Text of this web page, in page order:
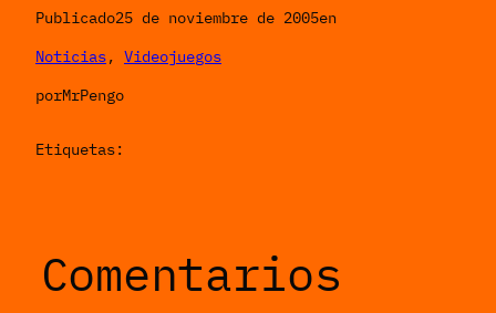
Publicado25 de noviembre de 2005en
Noticias, Videojuegos
porMrPengo
Etiquetas:
Comentarios